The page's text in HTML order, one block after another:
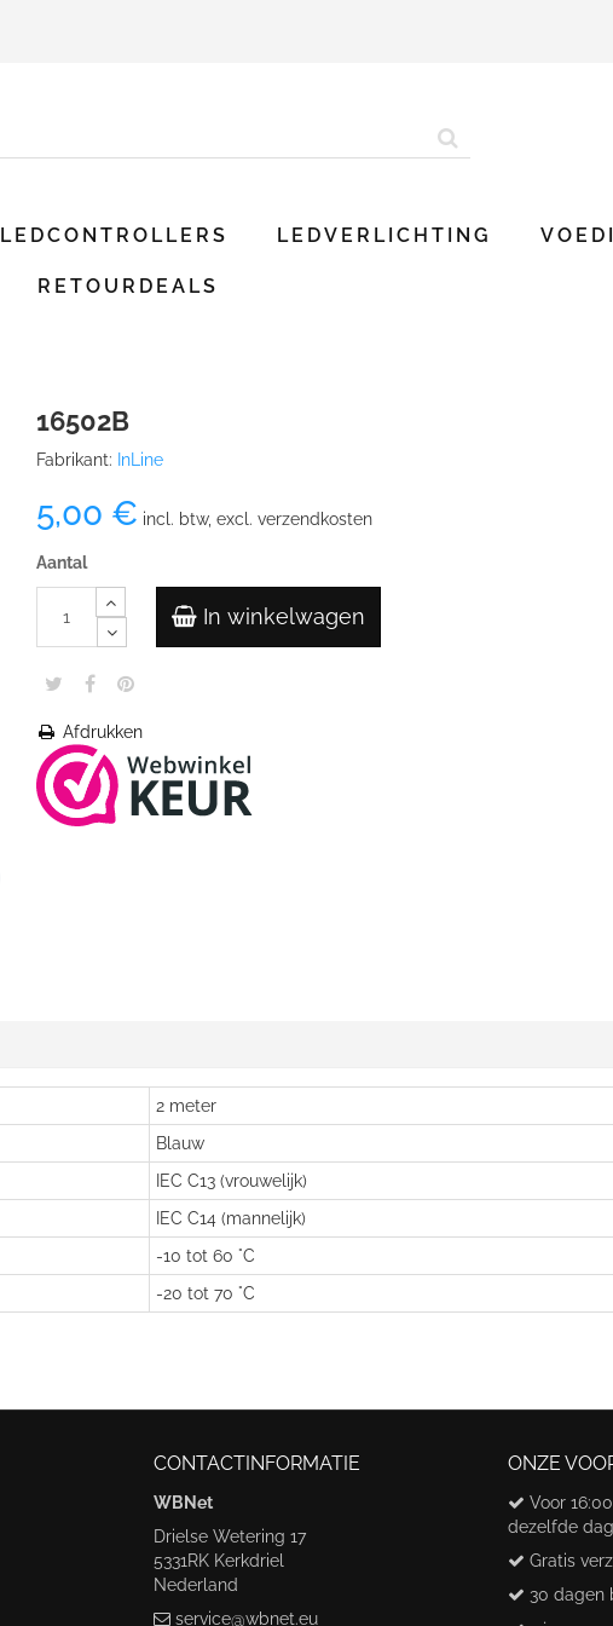
LEDCONTROLLERS LEDVERLICHTING
RETOURDEALS
16502B
Fabrikant: InLine
5,00 € incl. btw, excl. verzendkosten
Aantal
In winkelwagen
Afdrukken
2 meter
Blauw
IEC C13 (vrouwelijk)
IEC C14 (mannelijk)
-10 tot 60 °C
-20 tot 70 °C
CONTACTINFORMATIE
WBNet
Drielse Wetering 17
5331RK Kerkdriel
Nederland
service@wbnet.eu
ONZE
Voor
dezelfde
Gratis
30 dagen